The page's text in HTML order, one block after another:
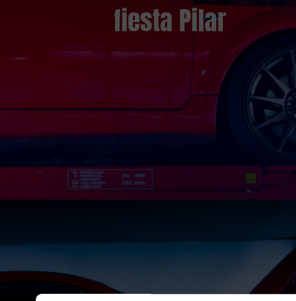
fiesta Pilar